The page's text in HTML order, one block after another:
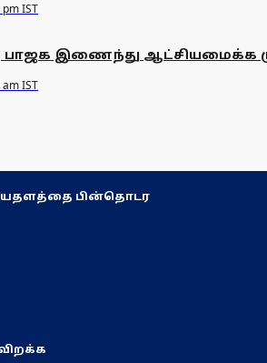
IST
பாஜக இணைந்து ஆட்சியமைக்க
IST
பின்தொடர